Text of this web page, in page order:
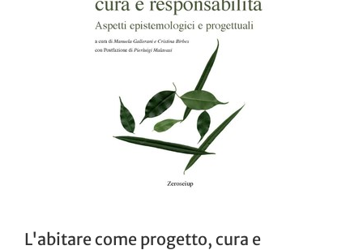
L'abitare come progetto, cura e